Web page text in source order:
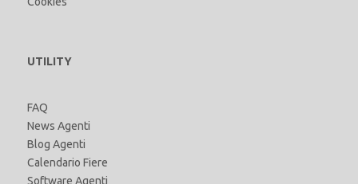
UTILITY
FAQ
News Agenti
Blog Agenti
Calendario Fiere
Software Agenti